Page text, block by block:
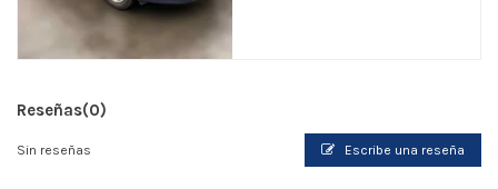
Reseñas(0)
Sin reseñas Escribe una reseña